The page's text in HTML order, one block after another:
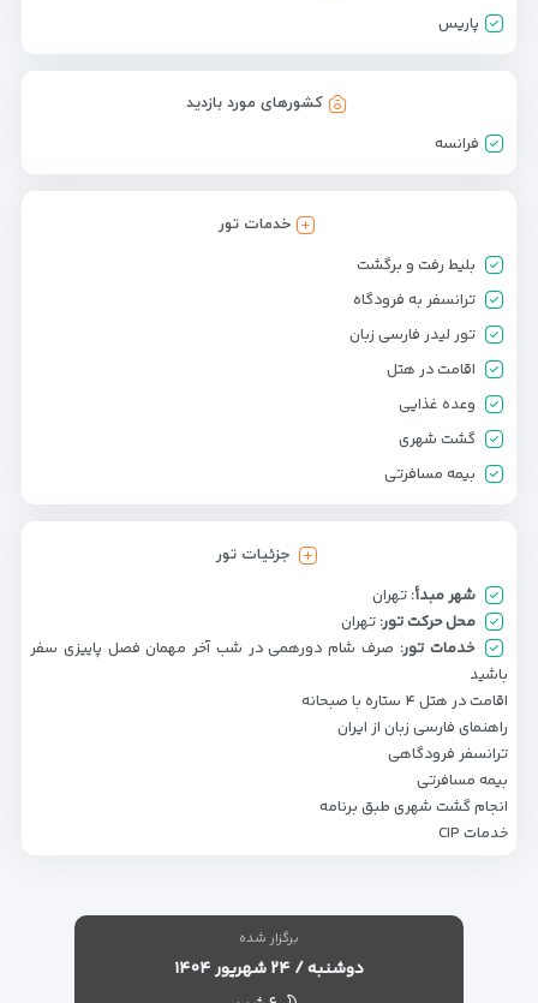
پاریس
کشورهای مورد بازدید
فرانسه
خدمات تور
بلیط رفت و برگشت
ترانسفر به فرودگاه
تور لیدر فارسی زبان
اقامت در هتل
وعده غذایی
گشت شهری
بیمه مسافرتی
جزئیات تور
شهر مبدأ: تهران
محل حرکت تور: تهران
خدمات تور: صرف شام دورهمی در شب آخر مهمان فصل پاییزی سفر
باشید
اقامت در هتل ۴ ستاره با صبحانه
راهنمای فارسی زبان از ایران
ترانسفر فرودگاهی
بیمه مسافرتی
انجام گشت شهری طبق برنامه
خدمات CIP
برگزار شده
دوشنبه / ۲۴ شهریور ۱۴۰۴